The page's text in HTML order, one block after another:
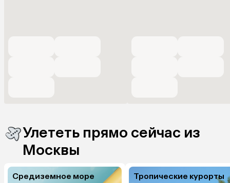
Улететь прямо сейчас из
Москвы
Средиземное море Тропические курорты